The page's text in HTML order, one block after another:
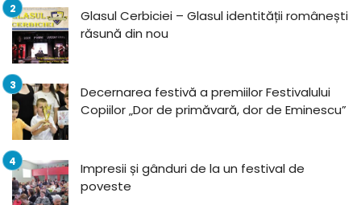
Glasul Cerbiciei – Glasul identității românești
răsună din nou
Decernarea festivă a premiilor Festivalului
Copiilor „Dor de primăvară, dor de Eminescu”
Impresii și gânduri de la un festival de
poveste